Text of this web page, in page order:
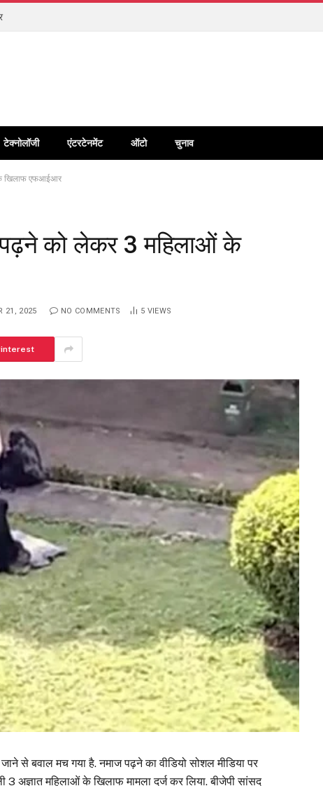
टेक्नोलॉजी एंटरटेनमेंट ऑटो चुनाव
के खिलाफ एफआईआर
पढ़ने को लेकर 3 महिलाओं के
21, 2025 NO COMMENTS 5 VIEWS
से बवाल मच गया है. नमाज पढ़ने का वीडियो सोशल मीडिया पर
अज्ञात महिलाओं के खिलाफ मामला दर्ज कर लिया. बीजेपी सांसद